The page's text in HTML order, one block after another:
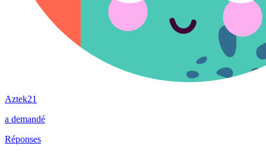
Aztek21
a demandé
Réponses